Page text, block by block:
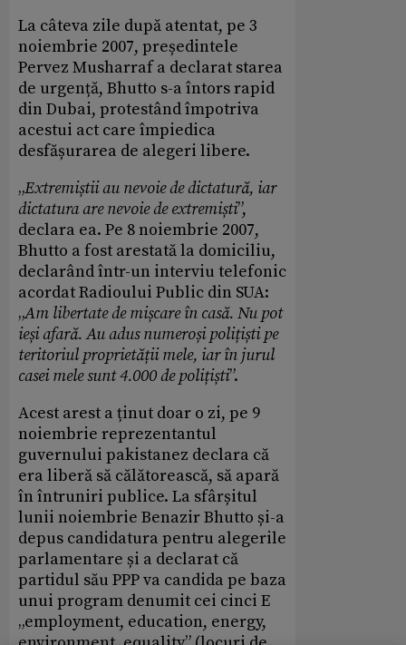
La câteva zile după atentat, pe 3
noiembrie 2007, președintele
Pervez Musharraf a declarat starea
de urgență, Bhutto s-a întors rapid
din Dubai, protestând împotriva
acestui act care împiedica
desfășurarea de alegeri libere.
„Extremiștii au nevoie de dictatură, iar
dictatura are nevoie de extremiști”,
declara ea. Pe 8 noiembrie 2007,
Bhutto a fost arestată la domiciliu,
declarând într-un interviu telefonic
acordat Radioului Public din SUA:
„Am libertate de mișcare în casă. Nu pot
ieși afară. Au adus numeroși polițiști pe
teritoriul proprietății mele, iar în jurul
casei mele sunt 4.000 de polițiști”.
Acest arest a ținut doar o zi, pe 9
noiembrie reprezentantul
guvernului pakistanez declara că
era liberă să călătorească, să apară
în întruniri publice. La sfârșitul
lunii noiembrie Benazir Bhutto și-a
depus candidatura pentru alegerile
parlamentare și a declarat că
partidul său PPP va candida pe baza
unui program denumit cei cinci E
„employment, education, energy,